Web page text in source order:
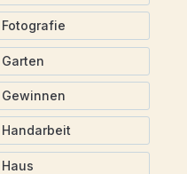
Fotografie
Garten
Gewinnen
Handarbeit
Haus